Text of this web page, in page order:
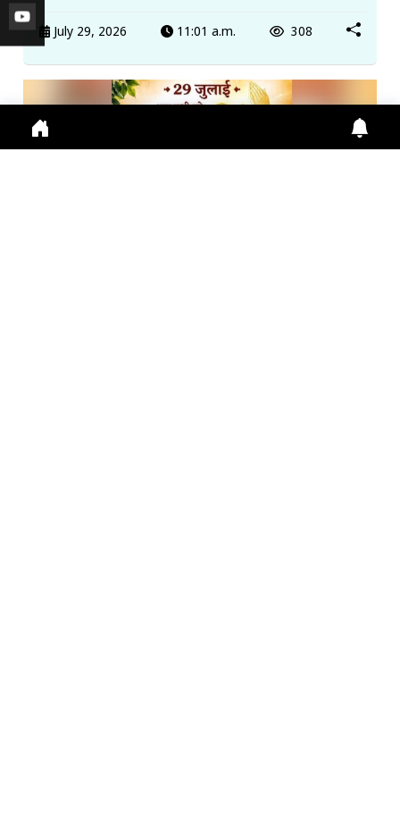
July 29, 2026 11:01 a.m. 308